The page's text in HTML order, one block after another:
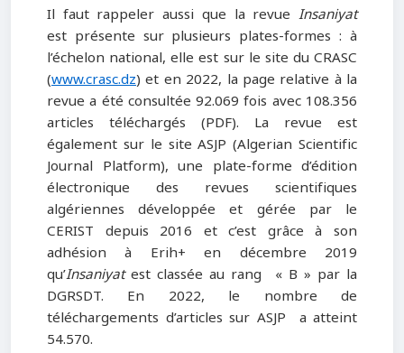
Il faut rappeler aussi que la revue Insaniyat
est présente sur plusieurs plates-formes : à
l’échelon national, elle est sur le site du CRASC
(www.crasc.dz) et en 2022, la page relative à la
revue a été consultée 92.069 fois avec 108.356
articles téléchargés (PDF). La revue est
également sur le site ASJP (Algerian Scientific
Journal Platform), une plate-forme d’édition
électronique des revues scientifiques
algériennes développée et gérée par le
CERIST depuis 2016 et c’est grâce à son
adhésion à Erih+ en décembre 2019
qu’Insaniyatest classée au rang « B » par la
DGRSDT. En 2022, le nombre de
téléchargements d’articles sur ASJP a atteint
54.570.